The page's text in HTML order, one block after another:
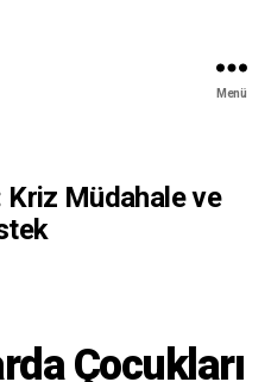
Menü
Kriz Müdahale ve
Çocukları